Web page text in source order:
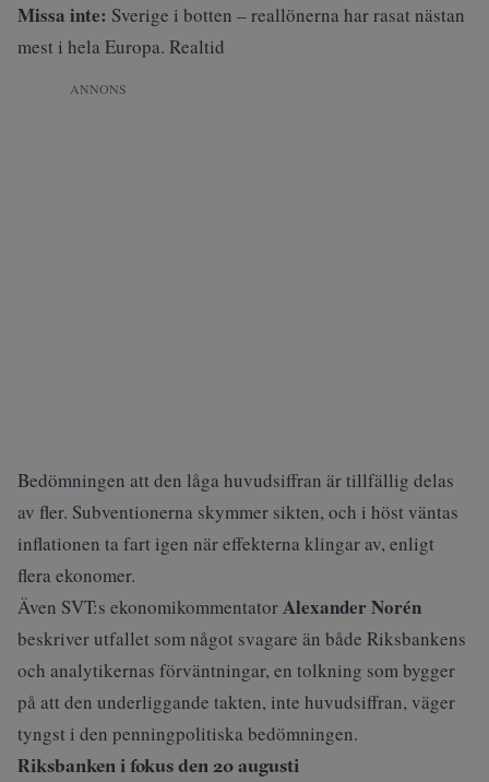
Missa inte: Sverige i botten – reallönerna har rasat nästan
mest i hela Europa. Realtid
ANNONS
Bedömningen att den låga huvudsiffran är tillfällig delas
av fler. Subventionerna skymmer sikten, och i höst väntas
inflationen ta fart igen när effekterna klingar av, enligt
flera ekonomer.
Även SVT:s ekonomikommentatorAlexander Norén
beskriverutfallet som något svagare än både Riksbankens
och analytikernas förväntningar, en tolkning som bygger
på att den underliggande takten, inte huvudsiffran, väger
tyngst i den penningpolitiska bedömningen.
Riksbanken i fokus den 20 augusti